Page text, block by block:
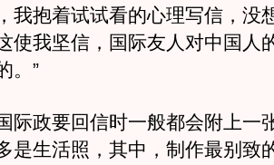
我抱着试试看的心理写信，没
使我坚信，国际友人对中国人
。”
政要回信时一般都会附上一
是生活照，其中，制作最别致